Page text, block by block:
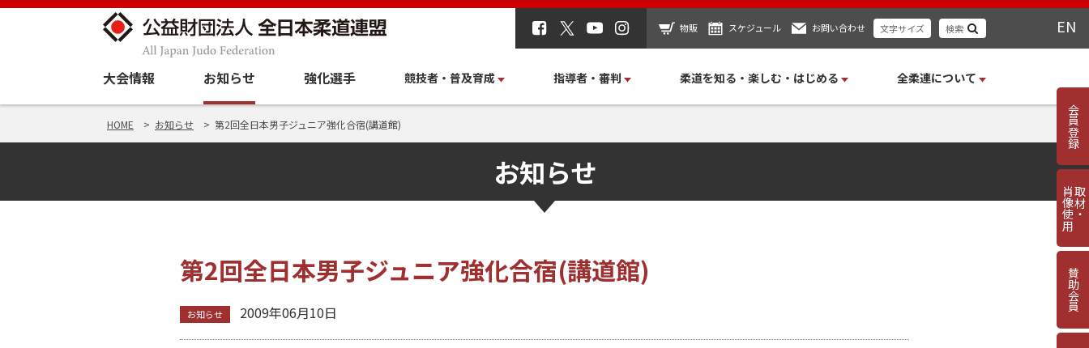
物販 スケジュール お問い合わせ 文字サイズ 検索 EN
大会情報 お知らせ 強化選手 競技者・普及育成 指導者・審判 柔道を知る・楽しむ・はじめる 全柔連について
会員登録
取材・
肖像使用
賛助会員
HOME お知らせ 第2回全日本男子ジュニア強化合宿(講道館)
お知らせ
第2回全日本男子ジュニア強化合宿(講道館)
お知らせ 2009年06月10日